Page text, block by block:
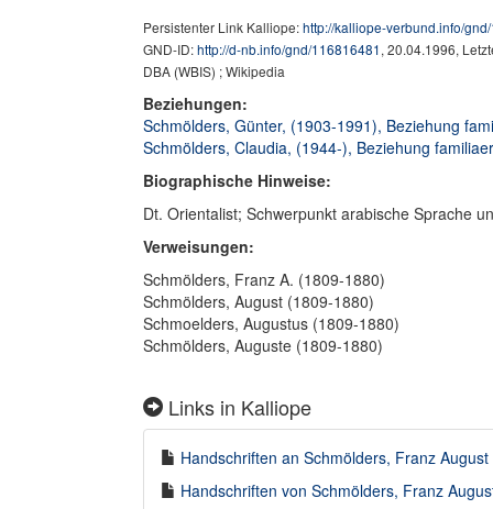
Persistenter Link Kalliope:http://kalliope-verbund.info/
GND-ID:http://d-nb.info/gnd/116816481, 20.04.1996,
DBA (WBIS) ; Wikipedia
Beziehungen:
Schmölders, Günter, (1903-1991), Beziehung
Schmölders, Claudia, (1944-), Beziehung
Biographische Hinweise:
Dt. Orientalist; Schwerpunkt arabische Sprache
Verweisungen:
Schmölders, Franz A. (1809-1880)
Schmölders, August (1809-1880)
Schmoelders, Augustus (1809-1880)
Schmölders, Auguste (1809-1880)
Links in Kalliope
Handschriften an Schmölders, Franz
Handschriften von Schmölders, Franz